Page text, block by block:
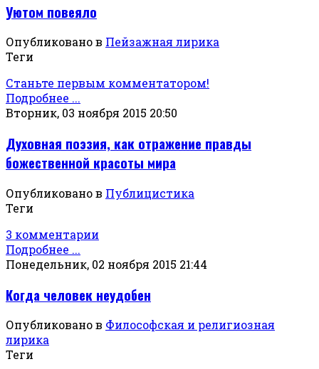
Уютом повеяло
Опубликовано в Пейзажная лирика
Теги
Станьте первым комментатором!
Подробнее ...
Вторник, 03 ноября 2015 20:50
Духовная поэзия, как отражение правды
божественной красоты мира
Опубликовано в Публицистика
Теги
3 комментарии
Подробнее ...
Понедельник, 02 ноября 2015 21:44
Когда человек неудобен
Опубликовано в Философская и религиозная
лирика
Теги